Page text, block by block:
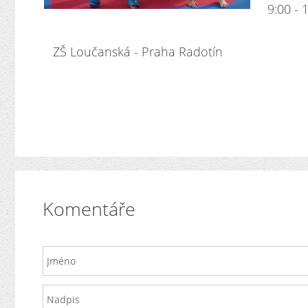
9:00 -
ZŠ Loučanská - Praha Radotín
Komentáře